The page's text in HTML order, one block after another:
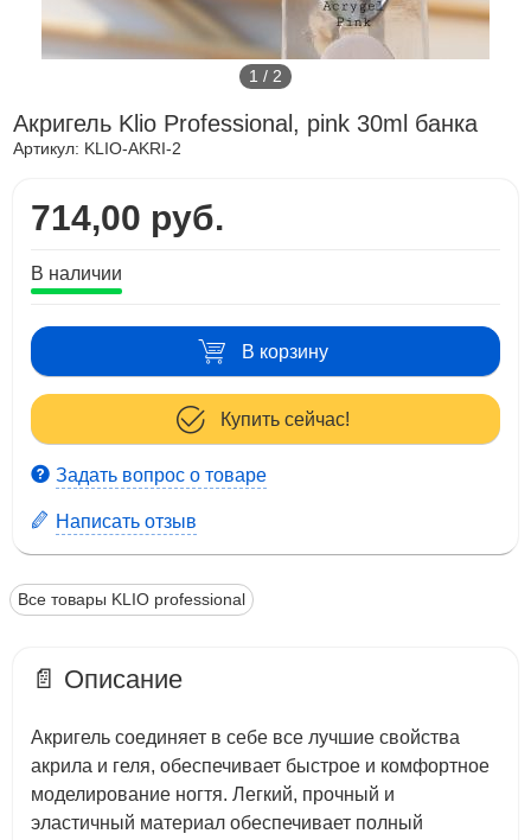
1 / 2
Акригель Klio Professional, pink 30ml банка
Артикул: KLIO-AKRI-2
714,00 руб.
В наличии
В корзину
Купить сейчас!
Задать вопрос о товаре
Написать отзыв
Все товары KLIO professional
📄 Описание
Акригель соединяет в себе все лучшие свойства
акрила и геля, обеспечивает быстрое и комфортное
моделирование ногтя. Легкий, прочный и
эластичный материал обеспечивает полный